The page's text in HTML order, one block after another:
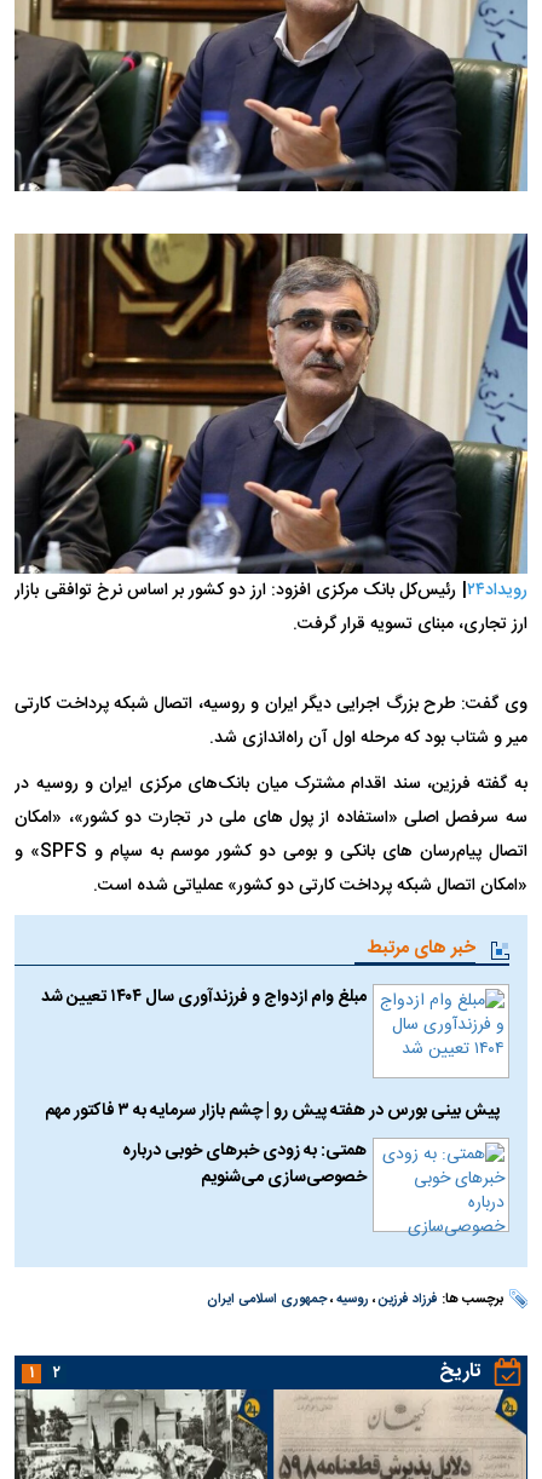
رویداد۲۴
| رئیس‌کل بانک مرکزی افزود: ارز دو کشور بر اساس نرخ توافقی بازار
ارز تجاری، مبنای تسویه قرار گرفت.
وی گفت: طرح بزرگ اجرایی دیگر ایران و روسیه، اتصال شبکه پرداخت کارتی
میر و شتاب بود که مرحله اول آن راه‌اندازی شد.
به گفته فرزین، سند اقدام مشترک میان بانک‌های مرکزی ایران و روسیه در
سه سرفصل اصلی «استفاده از پول های ملی در تجارت دو کشور»، «امکان
اتصال پیام‌رسان های بانکی و بومی دو کشور موسم به سپام و SPFS» و
«امکان اتصال شبکه پرداخت کارتی دو کشور» عملیاتی شده است.
خبر های مرتبط
مبلغ وام ازدواج و فرزندآوری سال ۱۴۰۴ تعیین شد
پیش بینی بورس در هفته پیش رو | چشم بازار سرمایه به ۳ فاکتور مهم
همتی: به زودی خبرهای خوبی درباره
خصوصی‌سازی می‌شنویم
برچسب ها: فرزاد فرزین، روسیه،جمهوری اسلامی ایران
تاریخ ۱ ۲